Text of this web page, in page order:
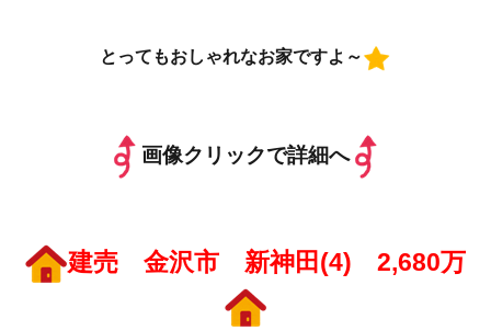
とってもおしゃれなお家ですよ～
画像クリックで詳細へ
建売 金沢市 新神田(4) 2,680万